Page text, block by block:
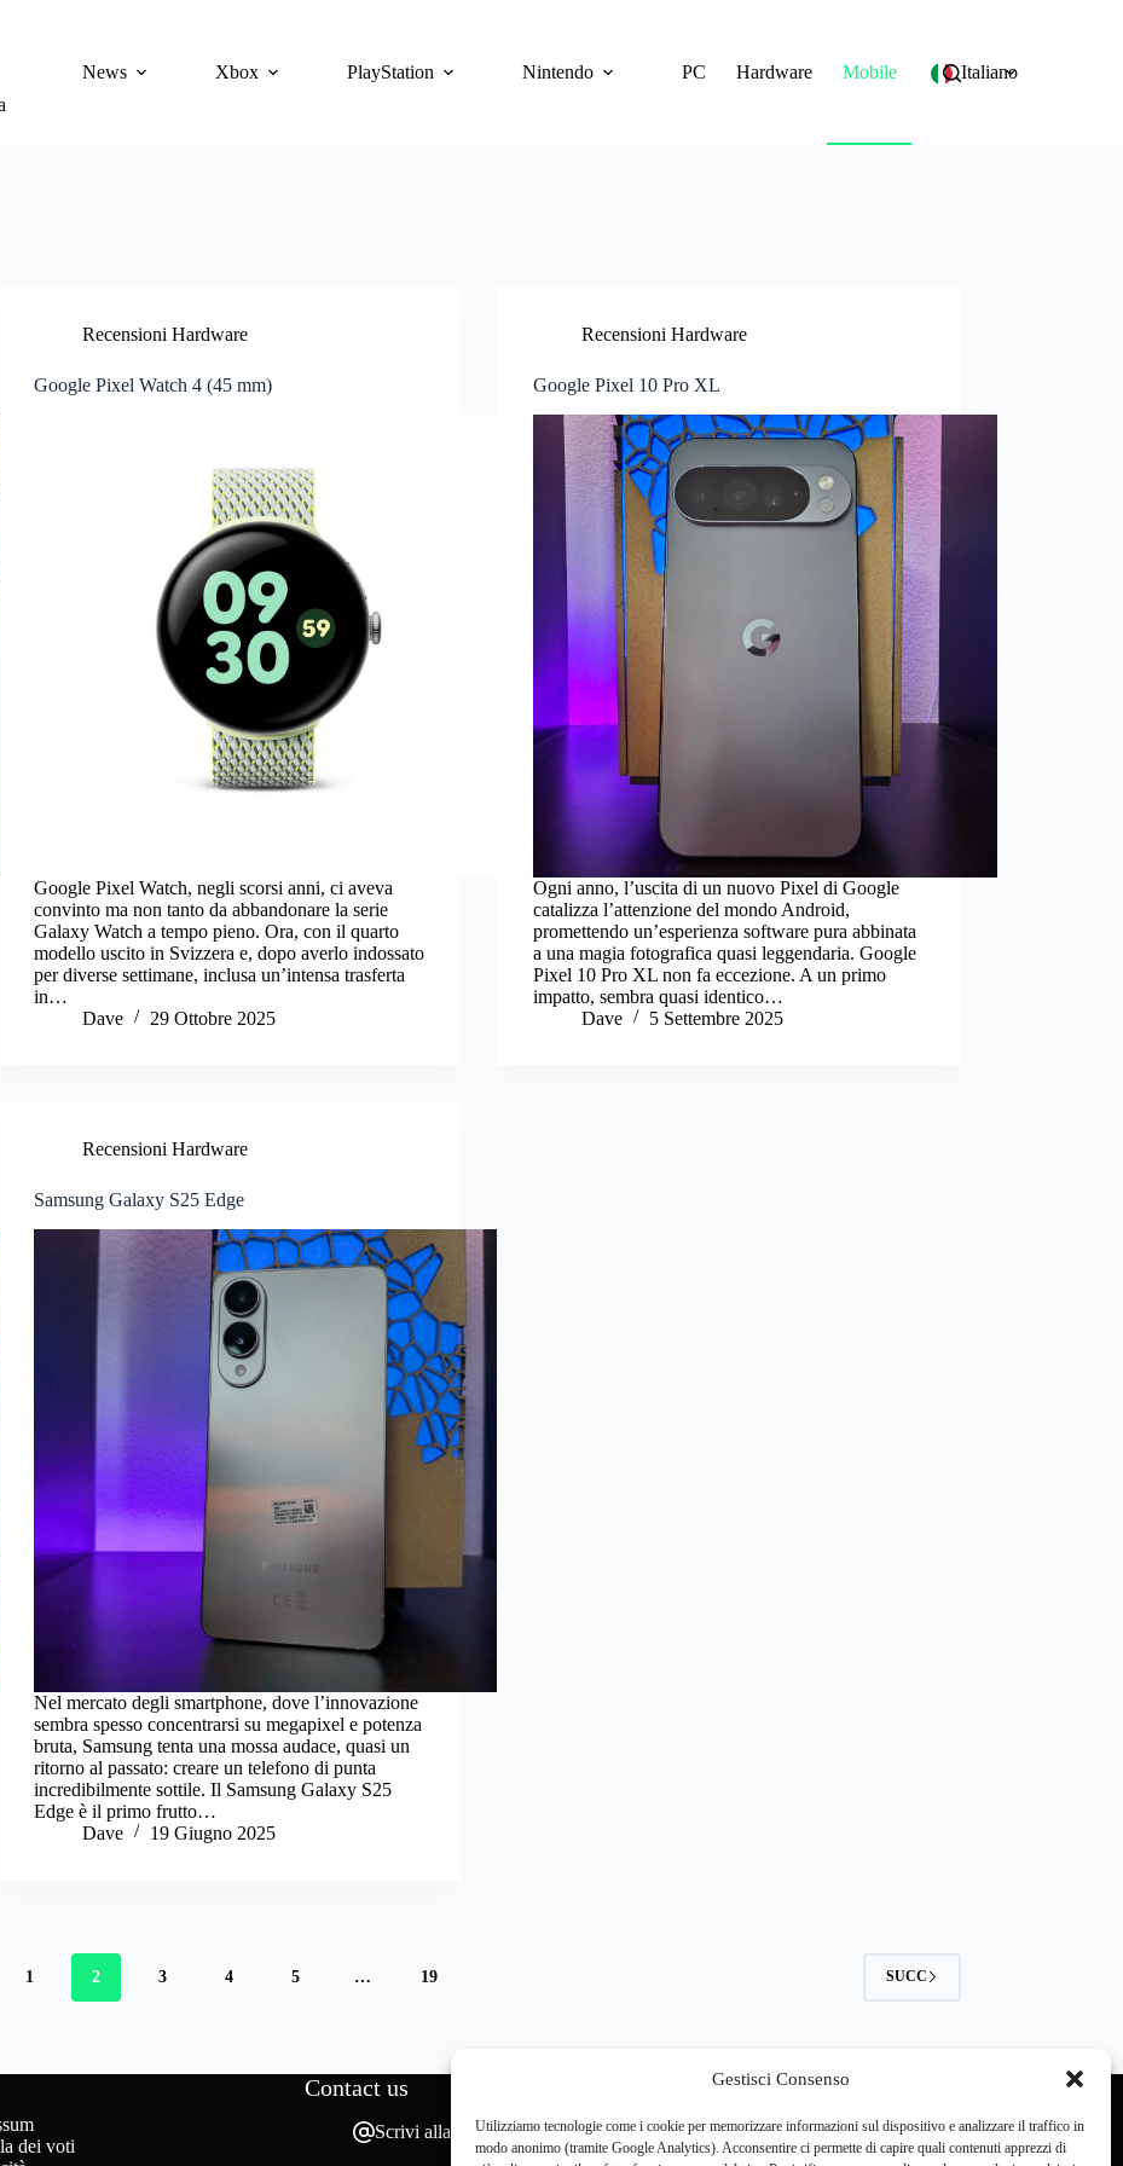
Gestisci Consenso
Utilizziamo tecnologie come i cookie per memorizzare informazioni sul dispositivo e analizzare il traffico in
modo anonimo (tramite Google Analytics). Acconsentire ci permette di capire quali contenuti apprezzi di
News Xbox PlayStation Nintendo PC Hardware Mobile Italiano
Recensioni Hardware
Google Pixel Watch 4 (45 mm)
Google Pixel Watch, negli scorsi anni, ci aveva
convinto ma non tanto da abbandonare la serie
Galaxy Watch a tempo pieno. Ora, con il quarto
modello uscito in Svizzera e, dopo averlo indossato
per diverse settimane, inclusa un’intensa trasferta
in…
Dave
29 Ottobre 2025
Recensioni Hardware
Google Pixel 10 Pro XL
Ogni anno, l’uscita di un nuovo Pixel di Google
catalizza l’attenzione del mondo Android,
promettendo un’esperienza software pura abbinata
a una magia fotografica quasi leggendaria. Google
Pixel 10 Pro XL non fa eccezione. A un primo
impatto, sembra quasi identico…
Dave
5 Settembre 2025
Recensioni Hardware
Samsung Galaxy S25 Edge
Nel mercato degli smartphone, dove l’innovazione
sembra spesso concentrarsi su megapixel e potenza
bruta, Samsung tenta una mossa audace, quasi un
ritorno al passato: creare un telefono di punta
incredibilmente sottile. Il Samsung Galaxy S25
Edge è il primo frutto…
Dave
19 Giugno 2025
1 2 3 4 5 … 19 SUCC
dei voti
Contact us
Scrivi alla redazione